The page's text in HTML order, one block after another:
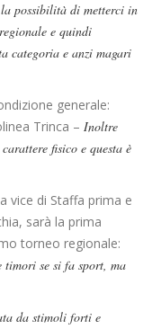
possibilità di metterci in
e quindi
categoria e anzi magari
generale:
Trinca – Inoltre
fisico e questa è
vice di Staffa prima e
sarà la prima
torneo regionale:
timori se si fa sport, ma
da stimoli forti e